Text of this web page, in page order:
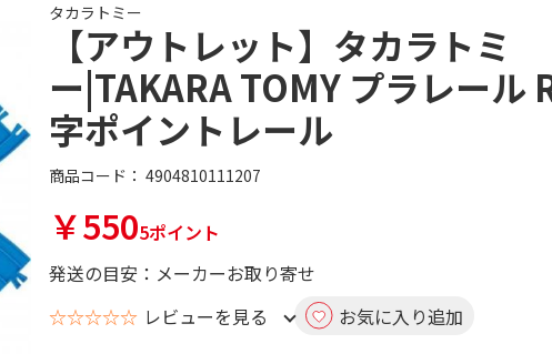
タカラトミー
【アウトレット】タカラトミ
ー|TAKARA TOMY プラレール
字ポイントレール
商品コード： 4904810111207
￥5505ポイント
発送の目安：メーカーお取り寄せ
☆☆☆☆☆ レビューを見る お気に入り追加